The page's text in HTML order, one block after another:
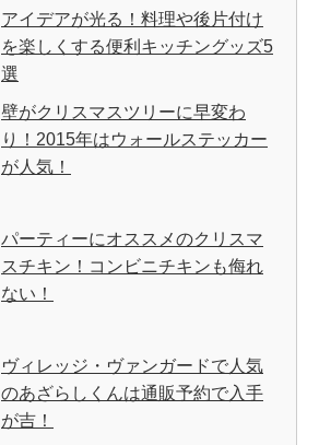
アイデアが光る！料理や後片付け
を楽しくする便利キッチングッズ5
選
壁がクリスマスツリーに早変わ
り！2015年はウォールステッカー
が人気！
パーティーにオススメのクリスマ
スチキン！コンビニチキンも侮れ
ない！
ヴィレッジ・ヴァンガードで人気
のあざらしくんは通販予約で入手
が吉！